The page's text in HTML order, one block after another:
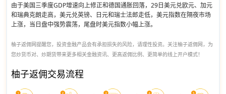
由于美国三季度GDP增速向上修正和德国通胀回落，29日美元兑欧元、加元
和瑞典克朗走高，美元兑英镑、日元和瑞士法郎走低，美元指数在隔夜市场
上涨，当日盘中强势震荡，尾盘时美元指数小幅上涨。
柚子返佣网提醒您，投资金融产品会有承担损失的风险，请理性投资。关注柚子返佣网，为
您炒货币对、炒期货带来更多相关金融资讯、更高返佣比例、更简单的线上开户模式！
柚子返佣交易流程